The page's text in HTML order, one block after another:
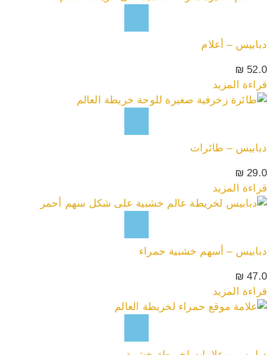
دبابيس – أعلام
52.0
₪
قراءة المزيد
دبابيس – طائرات
29.0
₪
قراءة المزيد
دبابيس – أسهم خشبية حمراء
47.0
₪
قراءة المزيد